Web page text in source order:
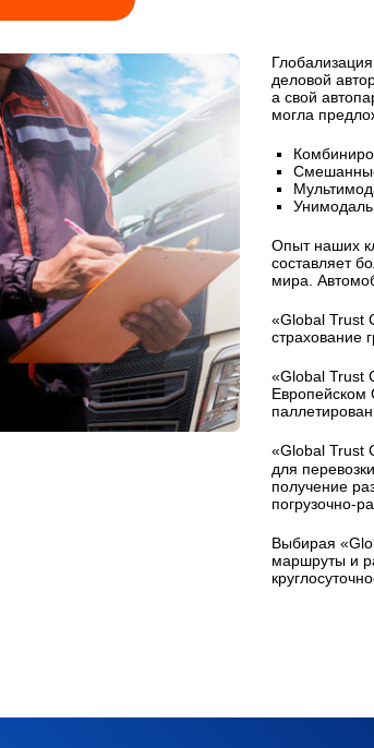
деловой
а свой
могла
Опыт наших
составляет
мира.
«Global Trust
страхование
«Global Trust
Европейском
«Global Trust
для
получение
погрузочно-
Выбирая
маршруты и